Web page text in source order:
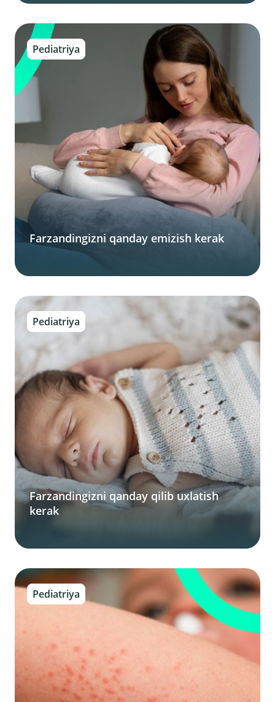
Pediatriya
Farzandingizni qanday emizish kerak
Pediatriya
Farzandingizni qanday qilib uxlatish
kerak
Pediatriya